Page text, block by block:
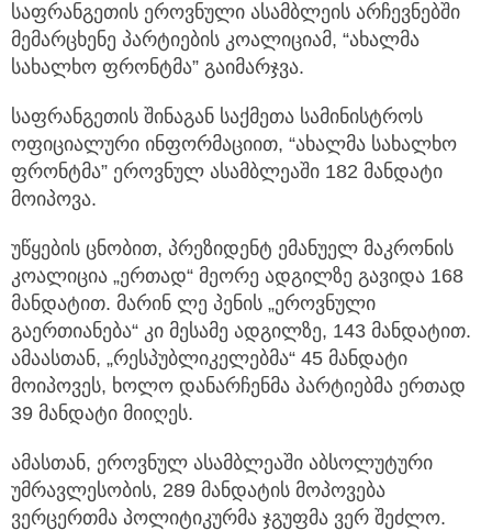
საფრანგეთის ეროვნული ასამბლეის არჩევნებში
მემარცხენე პარტიების კოალიციამ, “ახალმა
სახალხო ფრონტმა” გაიმარჯვა.
საფრანგეთის შინაგან საქმეთა სამინისტროს
ოფიციალური ინფორმაციით, “ახალმა სახალხო
ფრონტმა” ეროვნულ ასამბლეაში 182 მანდატი
მოიპოვა.
უწყების ცნობით, პრეზიდენტ ემანუელ მაკრონის
კოალიცია „ერთად“ მეორე ადგილზე გავიდა 168
მანდატით. მარინ ლე პენის „ეროვნული
გაერთიანება“ კი მესამე ადგილზე, 143 მანდატით.
ამაასთან, „რესპუბლიკელებმა“ 45 მანდატი
მოიპოვეს, ხოლო დანარჩენმა პარტიებმა ერთად
39 მანდატი მიიღეს.
ამასთან, ეროვნულ ასამბლეაში აბსოლუტური
უმრავლესობის, 289 მანდატის მოპოვება
ვერცერთმა პოლიტიკურმა ჯგუფმა ვერ შეძლო.